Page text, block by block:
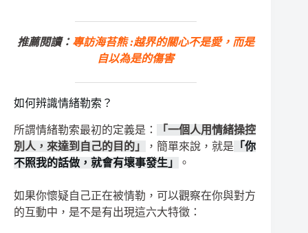
推薦閱讀： 專訪海苔熊 :越界的關心不是愛，而是
自以為是的傷害
如何辨識情緒勒索？
所謂情緒勒索最初的定義是：
「一個人用情緒操控
別人，來達到自己的目的」
，簡單來說，就是 「你
不照我的話做，就會有壞事發生」
。
如果你懷疑自己正在被情勒，可以觀察在你與對方
的互動中，是不是有出現這六大特徵：